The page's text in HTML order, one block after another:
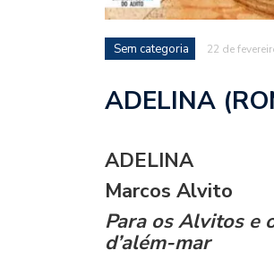
Sem categoria 22 de
ADELINA
ADELINA
Marcos Alvito
Para os Alvitos e
d’além-mar